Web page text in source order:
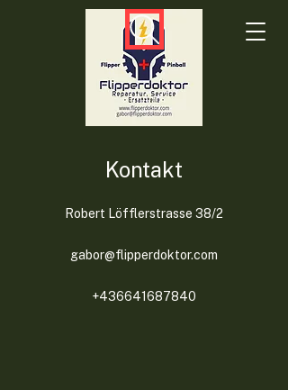
Kontakt
Robert Löfflerstrasse 38/2
gabor@flipperdoktor.com
+436641687840